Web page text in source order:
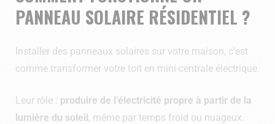
PANNEAU SOLAIRE RÉSIDENTIEL ?
Installer des panneaux solaires sur votre maison, c’est
comme transformer votre toit en mini-centrale électrique.
Leur rôle : produire de l’électricité propre à partir de la
lumière du soleil, même par temps froid ou nuageux.